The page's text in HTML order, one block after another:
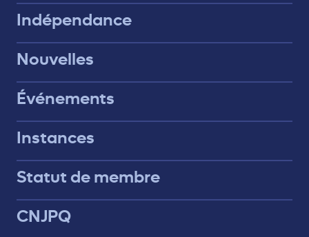
Indépendance
Nouvelles
Événements
Instances
Statut de membre
CNJPQ